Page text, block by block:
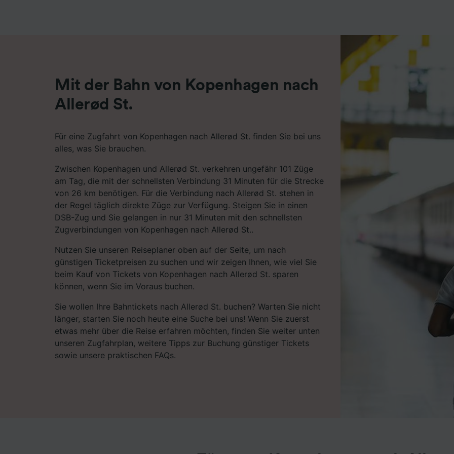
Mit der Bahn von Kopenhagen nach
Allerød St.
Für eine Zugfahrt von Kopenhagen nach Allerød St. finden Sie bei uns
alles, was Sie brauchen.
Zwischen Kopenhagen und Allerød St. verkehren ungefähr 101 Züge
am Tag, die mit der schnellsten Verbindung 31 Minuten für die Strecke
von 26 km benötigen. Für die Verbindung nach Allerød St. stehen in
der Regel täglich direkte Züge zur Verfügung. Steigen Sie in einen
DSB-Zug und Sie gelangen in nur 31 Minuten mit den schnellsten
Zugverbindungen von Kopenhagen nach Allerød St..
Nutzen Sie unseren Reiseplaner oben auf der Seite, um nach
günstigen Ticketpreisen zu suchen und wir zeigen Ihnen, wie viel Sie
beim Kauf von Tickets von Kopenhagen nach Allerød St. sparen
können, wenn Sie im Voraus buchen.
Sie wollen Ihre Bahntickets nach Allerød St. buchen? Warten Sie nicht
länger, starten Sie noch heute eine Suche bei uns! Wenn Sie zuerst
etwas mehr über die Reise erfahren möchten, finden Sie weiter unten
unseren Zugfahrplan, weitere Tipps zur Buchung günstiger Tickets
sowie unsere praktischen FAQs.